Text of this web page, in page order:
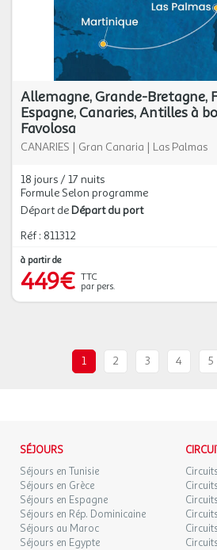
Allemagne, Grande-Bretagne,
Espagne, Canaries, Antilles à
Favolosa
CANARIES | Gran Canaria | Las Palmas
18 jours / 17 nuits
Formule Selon programme
Départ de Départ du port
Réf : 811312
à partir de
449€ TTC
par pers.
1 2 3 4 5
SÉJOURS
Séjours en Tunisie
Séjours en Grèce
Séjours en Espagne
Séjours en Rép. Dominicaine
Séjours au Maroc
Séjours en Egypte